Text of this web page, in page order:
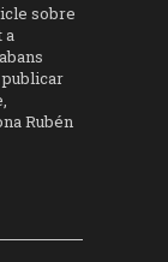
sobre
a
Rubén